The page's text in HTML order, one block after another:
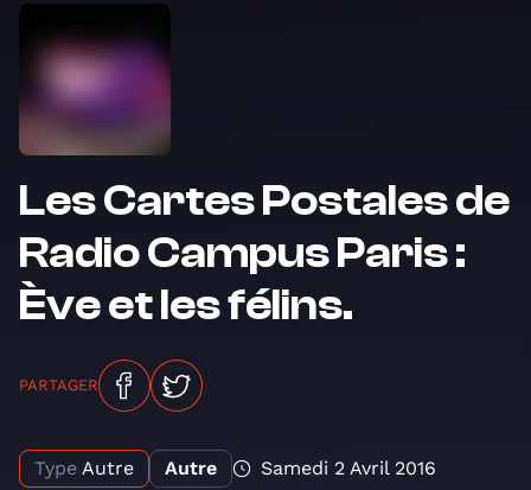
Les Cartes Postales de
Radio Campus Paris :
Ève et les félins.
PARTAGER
Type Autre Autre Samedi 2 Avril 2016